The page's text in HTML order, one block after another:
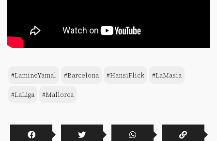
#LamineYamal #Barcelona #HansiFlick #LaMasia
#LaLiga #Mallorca